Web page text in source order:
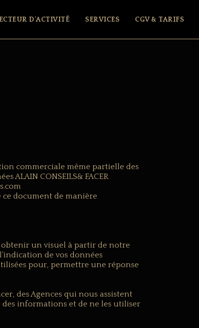
D'ACTIVITÉ SERVICES CGV & TARIFS
commerciale même partielle des
ALAIN CONSEILS& FACER
ce document de manière
un visuel à partir de notre
de vos données
pour, permettre une réponse
des Agences qui nous assistent
des informations et de ne les utiliser